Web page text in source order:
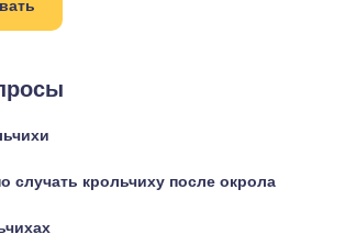
случать крольчиху после окрола